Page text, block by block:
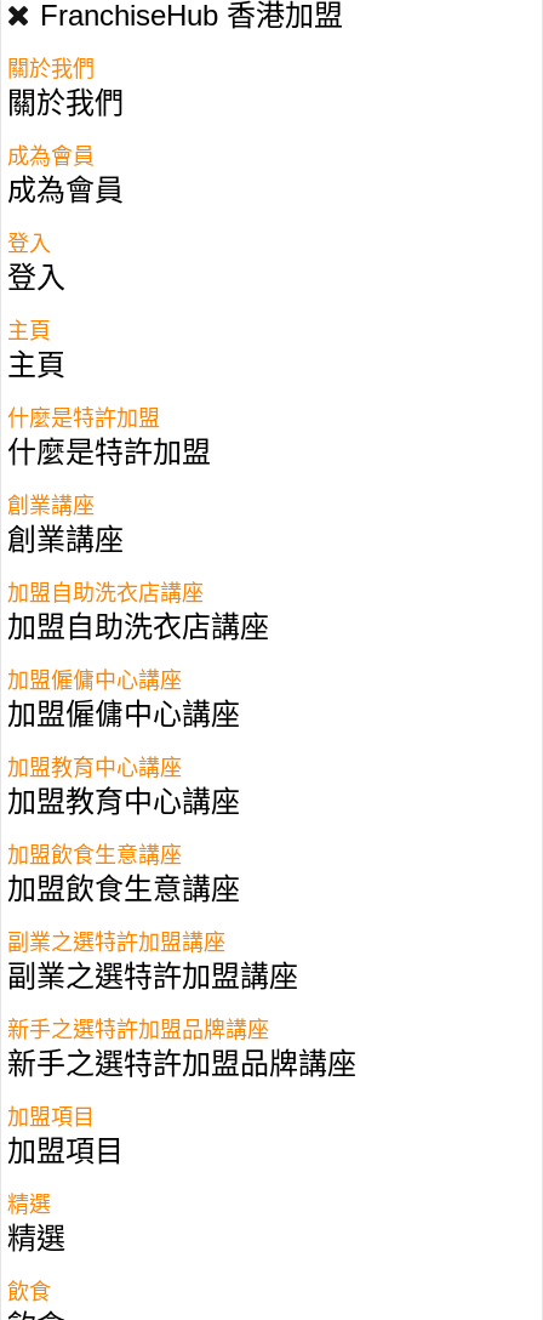
FranchiseHub 香港加盟
關於我們
關於我們
成為會員
成為會員
登入
登入
主頁
主頁
什麼是特許加盟
什麼是特許加盟
創業講座
創業講座
加盟自助洗衣店講座
加盟自助洗衣店講座
加盟僱傭中心講座
加盟僱傭中心講座
加盟教育中心講座
加盟教育中心講座
加盟飲食生意講座
加盟飲食生意講座
副業之選特許加盟講座
副業之選特許加盟講座
新手之選特許加盟品牌講座
新手之選特許加盟品牌講座
加盟項目
加盟項目
精選
精選
飲食
香港加盟－特許經營品牌
創立於2010年7月的ET鹽水雞，位於身屬
台灣夜市一級戰區的逢甲夜市，創意美食
水雞」，有著特殊的甘、甜、香，口味一